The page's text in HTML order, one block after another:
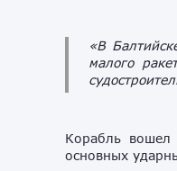
«В
малого
Корабль вошел
основных